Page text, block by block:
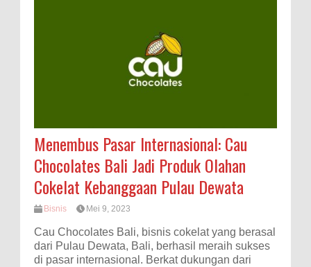
Menembus Pasar Internasional: Cau
Chocolates Bali Jadi Produk Olahan
Cokelat Kebanggaan Pulau Dewata
Bisnis Mei 9, 2023
Cau Chocolates Bali, bisnis cokelat yang berasal
dari Pulau Dewata, Bali, berhasil meraih sukses
di pasar internasional. Berkat dukungan dari